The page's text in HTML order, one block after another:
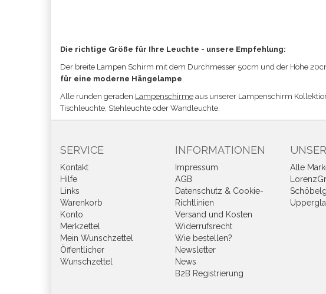
Die richtige Größe für Ihre Leuchte - unsere Empfehlung:
Der breite Lampen Schirm mit dem Durchmesser 50cm und der Höhe
für eine moderne Hängelampe.
Alle runden geraden Lampenschirme aus unserer Lampenschirm
Tischleuchte, Stehleuchte oder Wandleuchte.
SERVICE
Kontakt
Hilfe
Links
Warenkorb
Konto
Merkzettel
Mein Wunschzettel
Öffentlicher
Wunschzettel
INFORMATIONEN
Impressum
AGB
Datenschutz & Cookie-
Richtlinien
Versand und Kosten
Widerrufsrecht
Wie bestellen?
Newsletter
News
B2B Registrierung
Alle